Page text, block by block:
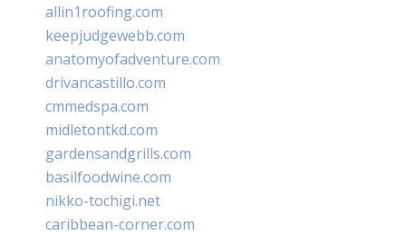
allin1roofing.com
keepjudgewebb.com
anatomyofadventure.com
drivancastillo.com
cmmedspa.com
midletontkd.com
gardensandgrills.com
basilfoodwine.com
nikko-tochigi.net
caribbean-corner.com